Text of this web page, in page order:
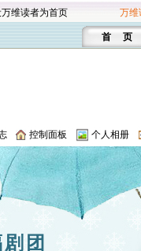
维读者为首页 万维
首 页
控制面板 个人相册
团